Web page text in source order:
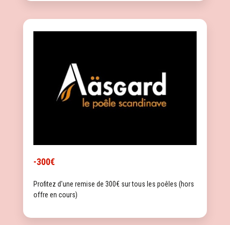
-300€
Profitez d'une remise de 300€ sur tous les poêles (hors
offre en cours)